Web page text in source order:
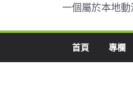
一個屬於本地
首頁 專欄